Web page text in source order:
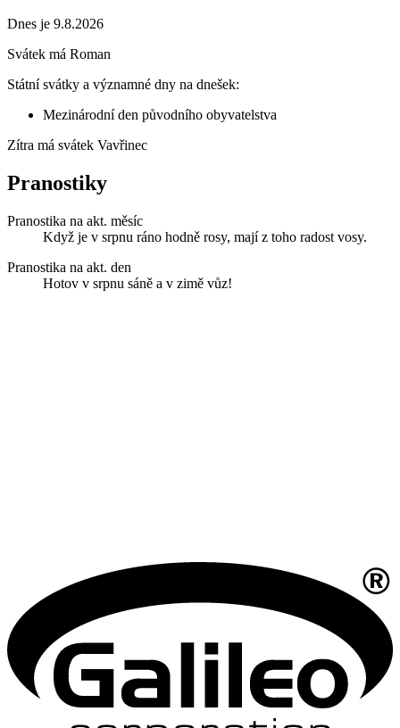
Dnes je 9.8.2026
Svátek má Roman
Státní svátky a významné dny na dnešek:
Mezinárodní den původního obyvatelstva
Zítra má svátek Vavřinec
Pranostiky
Pranostika na akt. měsíc
Když je v srpnu ráno hodně rosy, mají z toho radost vosy.
Pranostika na akt. den
Hotov v srpnu sáně a v zimě vůz!